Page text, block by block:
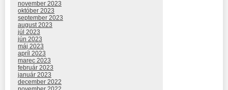
november 2023
október 2023
september 2023
august 2023
júl 2023
jún 2023
máj 2023
apríl 2023
marec 2023
február 2023
január 2023
december 2022